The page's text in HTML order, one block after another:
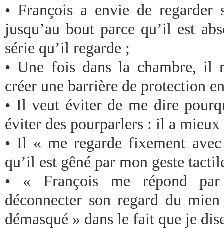
• François a envie de regarder
jusqu’au bout parce qu’il est
série qu’il regarde ;
• Une fois dans la chambre, il
créer une barrière de protection
• Il veut éviter de me dire
éviter des pourparlers : il a
• Il « me regarde fixement
qu’il est gêné par mon geste
• « François me répond
déconnecter son regard du
démasqué » dans le fait que je